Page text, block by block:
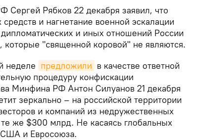
Сергей Рябков 22 декабря заявил, что
и нагнетание военной эскалации
и иных отношений России
"священной коровой" не являются.
неделе предложили в качестве ответной
процедуру конфискации
Минфина РФ Антон Силуанов 21 декабря
зеркально – на российской территории
и компаний из недружественных
же $300 млрд. Не касаясь глобальных
и Евросоюза.